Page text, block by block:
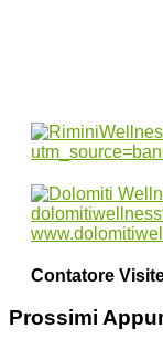
Contatore
Prossimi